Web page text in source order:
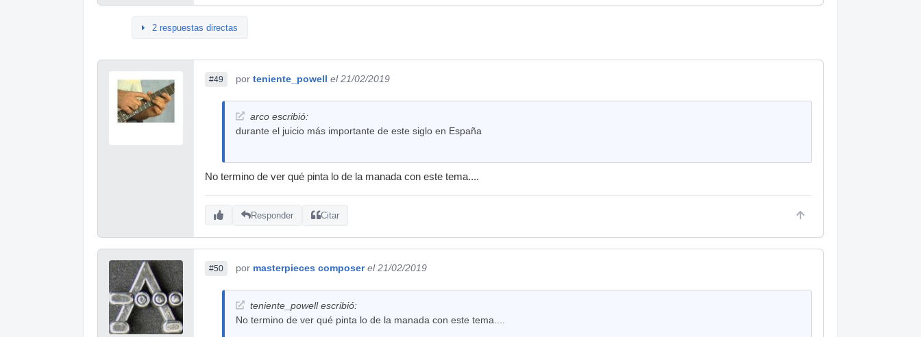
2 respuestas directas
#49 por teniente_powell el 21/02/2019
arco escribió:
durante el juicio más importante de este siglo en España
No termino de ver qué pinta lo de la manada con este tema....
Responder Citar
#50 por masterpieces composer el 21/02/2019
teniente_powell escribió:
No termino de ver qué pinta lo de la manada con este tema....